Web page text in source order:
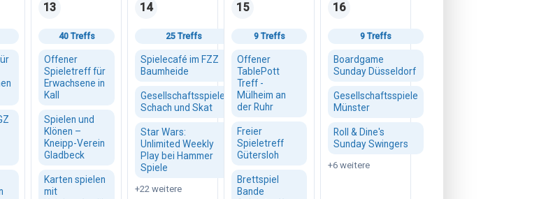
August 2026Donnerstag, 13. August 2026
13
40 Treffs
Offener
Spieletreff für
Erwachsene in
Kall
Spielen und
Klönen –
Kneipp-Verein
Gladbeck
Karten spielen
mit
Freitag, 14. August 2026
14
25 Treffs
Spielecafé im FZZ
Baumheide
Gesellschaftsspiele,
Schach und Skat
Star Wars:
Unlimited Weekly
Play bei Hammer
Spiele
+22 weitere
Samstag, 15. August 2026
15
9 Treffs
Offener
TablePott
Treff -
Mülheim an
der Ruhr
Freier
Spieletreff
Gütersloh
Brettspiel
Bande
Sonntag, 16. August 2026
16
9 Treffs
Boardgame
Sunday Düsseldorf
Gesellschaftsspiele
Münster
Roll & Dine's
Sunday Swingers
+6 weitere